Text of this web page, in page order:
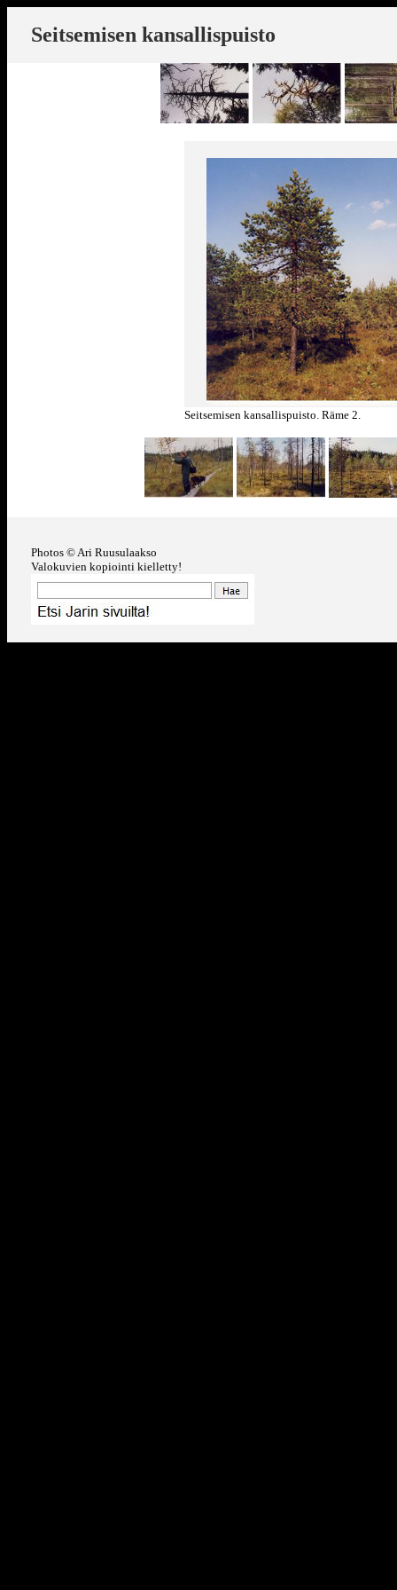
Seitsemisen kansallispuisto
Seitsemisen kansallispuisto. Räme 2.
Photos © Ari Ruusulaakso
Valokuvien kopiointi kielletty!